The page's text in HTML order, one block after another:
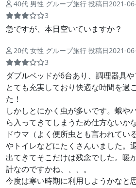
40代 男性 グループ旅行 投稿日2021-
3
急ですが、本日空いていますか？
20代 女性 グループ旅行 投稿日2021-
3
ダブルベッドが6台あり、調理器具
とても充実しており快適な時間を過
た！
しかしとにかく虫が多いです。蛾や
ら入ってきてしまうため仕方ないか
ドウマ（よく便所虫とも言われてい
やトイレなどにたくさんいました。
出てきてそこだけは残念でした。暖
計なのですかね、、、。
今度は寒い時期に利用しようかなと